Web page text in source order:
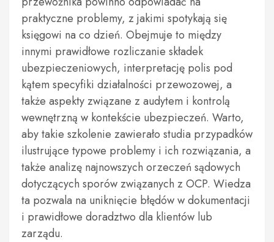
praktyczne problemy, z jakimi spotykają się
księgowi na co dzień. Obejmuje to między
innymi prawidłowe rozliczanie składek
ubezpieczeniowych, interpretację polis pod
kątem specyfiki działalności przewozowej, a
także aspekty związane z audytem i kontrolą
wewnętrzną w kontekście ubezpieczeń. Warto,
aby takie szkolenie zawierało studia przypadków
ilustrujące typowe problemy i ich rozwiązania, a
także analizę najnowszych orzeczeń sądowych
dotyczących sporów związanych z OCP. Wiedza
ta pozwala na uniknięcie błędów w dokumentacji
i prawidłowe doradztwo dla klientów lub
zarządu.